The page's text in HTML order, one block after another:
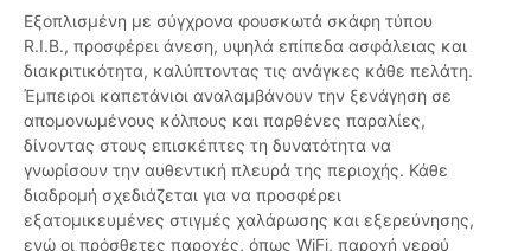
Εξοπλισμένη με σύγχρονα φουσκωτά σκάφη τύπου
R.I.B., προσφέρει άνεση, υψηλά επίπεδα ασφάλειας και
διακριτικότητα, καλύπτοντας τις ανάγκες κάθε πελάτη.
Έμπειροι καπετάνιοι αναλαμβάνουν την ξενάγηση σε
απομονωμένους κόλπους και παρθένες παραλίες,
δίνοντας στους επισκέπτες τη δυνατότητα να
γνωρίσουν την αυθεντική πλευρά της περιοχής. Κάθε
διαδρομή σχεδιάζεται για να προσφέρει
εξατομικευμένες στιγμές χαλάρωσης και εξερεύνησης,
ενώ οι πρόσθετες παροχές, όπως WiFi, παροχή νερού